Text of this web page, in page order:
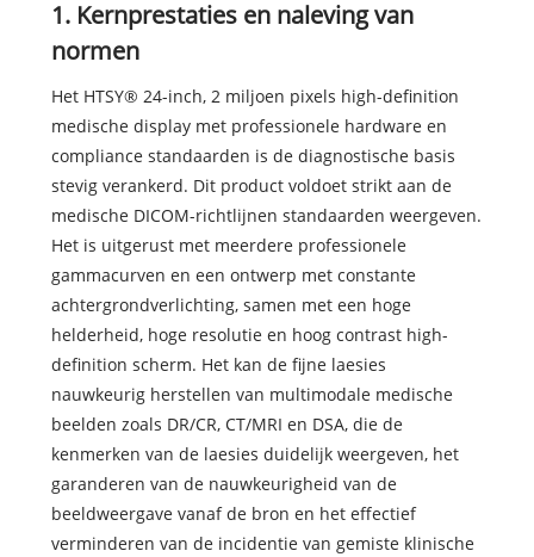
1. Kernprestaties en naleving van
normen
Het HTSY® 24-inch, 2 miljoen pixels high-definition
medische display met professionele hardware en
compliance standaarden is de diagnostische basis
stevig verankerd. Dit product voldoet strikt aan de
medische DICOM-richtlijnen standaarden weergeven.
Het is uitgerust met meerdere professionele
gammacurven en een ontwerp met constante
achtergrondverlichting, samen met een hoge
helderheid, hoge resolutie en hoog contrast high-
definition scherm. Het kan de fijne laesies
nauwkeurig herstellen van multimodale medische
beelden zoals DR/CR, CT/MRI en DSA, die de
kenmerken van de laesies duidelijk weergeven, het
garanderen van de nauwkeurigheid van de
beeldweergave vanaf de bron en het effectief
verminderen van de incidentie van gemiste klinische